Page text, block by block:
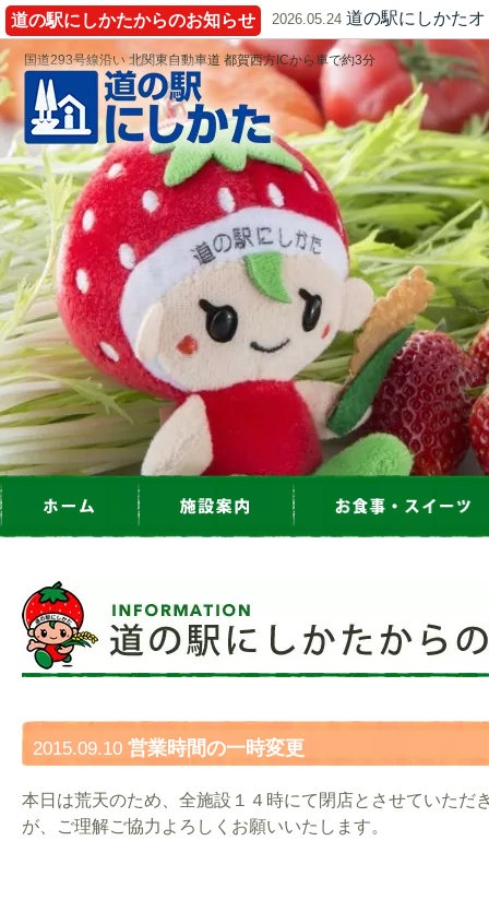
道の駅にしかたからのお知らせ 2026.05.24 道の駅にしかた
国道293号線沿い 北関東自動車道 都賀西方ICから車で約3分
2015.09.10 営業時間の一時変更
本日は荒天のため、全施設１４時にて閉店とさせていただ
が、ご理解ご協力よろしくお願いいたします。